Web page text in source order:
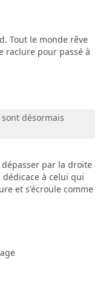
Tout le monde rêve
raclure pour passé à
désormais
par la droite
à celui qui
et s'écroule comme